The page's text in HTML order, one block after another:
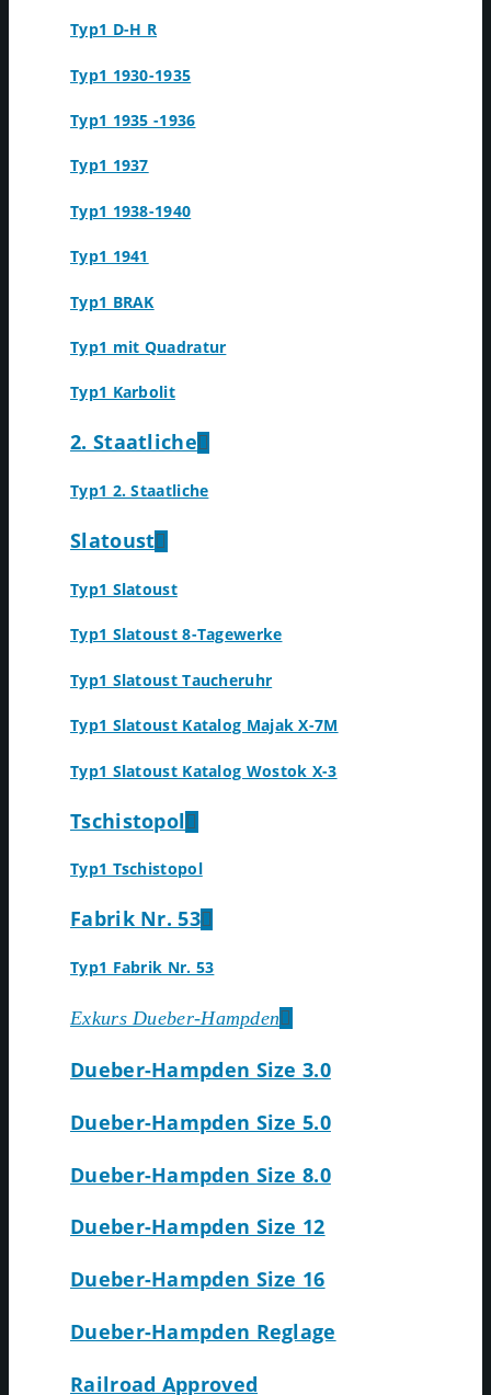
Typ1 D-H R
Typ1 1930-1935
Typ1 1935 -1936
Typ1 1937
Typ1 1938-1940
Typ1 1941
Typ1 BRAK
Typ1 mit Quadratur
Typ1 Karbolit
2. Staatliche
Typ1 2. Staatliche
Slatoust
Typ1 Slatoust
Typ1 Slatoust 8-Tagewerke
Typ1 Slatoust Taucheruhr
Typ1 Slatoust Katalog Majak X-7M
Typ1 Slatoust Katalog Wostok X-3
Tschistopol
Typ1 Tschistopol
Fabrik Nr. 53
Typ1 Fabrik Nr. 53
Exkurs Dueber-Hampden
Dueber-Hampden Size 3.0
Dueber-Hampden Size 5.0
Dueber-Hampden Size 8.0
Dueber-Hampden Size 12
Dueber-Hampden Size 16
Dueber-Hampden Reglage
Railroad Approved